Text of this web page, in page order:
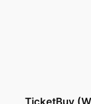
TicketBuy